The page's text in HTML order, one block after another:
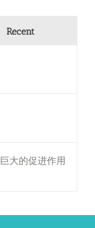
Recent
大的促进作用